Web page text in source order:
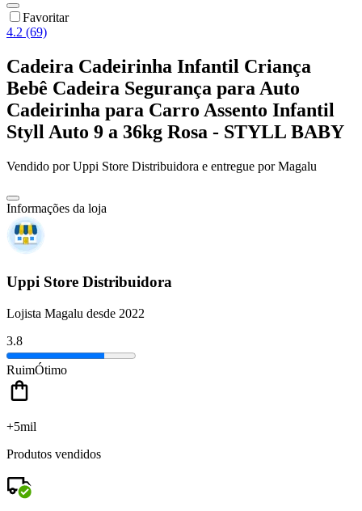
Favoritar
4.2 (69)
Cadeira Cadeirinha Infantil Criança
Bebê Cadeira Segurança para Auto
Cadeirinha para Carro Assento Infantil
Styll Auto 9 a 36kg Rosa - STYLL BABY
Vendido porUppi Store Distribuidora e entregue por Magalu
Informações da loja
Uppi Store Distribuidora
Lojista Magalu desde 2022
3.8
RuimÓtimo
+5mil
Produtos vendidos